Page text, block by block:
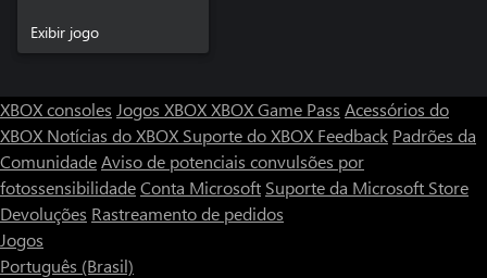
Exibir jogo
XBOX consoles Jogos XBOXXBOX Game Pass Acessórios do
XBOX Notícias do XBOX Suporte do XBOX Feedback Padrões da
ComunidadeAviso de potenciais convulsões por
fotossensibilidadeConta Microsoft Suporte da Microsoft Store
Devoluções Rastreamento de pedidos
Jogos
Português (Brasil)